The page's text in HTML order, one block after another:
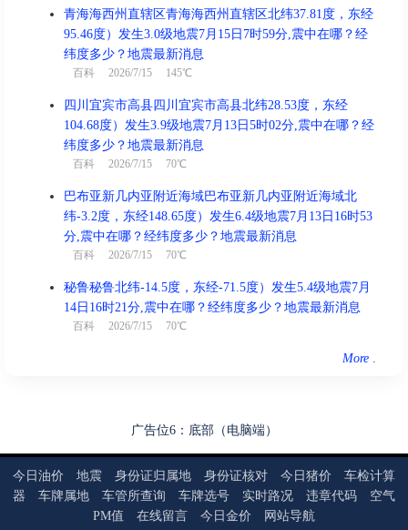
青海海西州直辖区青海海西州直辖区北纬37.81度，东经
95.46度）发生3.0级地震7月15日7时59分,震中在哪？经
纬度多少？地震最新消息
百科 2026/7/15 145℃
四川宜宾市高县四川宜宾市高县北纬28.53度，东经
104.68度）发生3.9级地震7月13日5时02分,震中在哪？经
纬度多少？地震最新消息
百科 2026/7/15 70℃
巴布亚新几内亚附近海域巴布亚新几内亚附近海域北
纬-3.2度，东经148.65度）发生6.4级地震7月13日16时53
分,震中在哪？经纬度多少？地震最新消息
百科 2026/7/15 70℃
秘鲁秘鲁北纬-14.5度，东经-71.5度）发生5.4级地震7月
14日16时21分,震中在哪？经纬度多少？地震最新消息
百科 2026/7/15 70℃
More .
广告位6：底部（电脑端）
今日油价 地震 身份证归属地 身份证核对 今日猪价
车检计算
器
车牌属地 车管所查询 车牌选号 实时路况 违章代码
空气
PM值
在线留言 今日金价 网站导航